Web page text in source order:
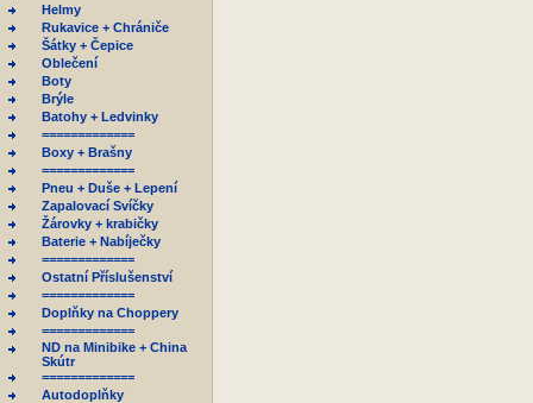
Helmy
Rukavice + Chrániče
Šátky + Čepice
Oblečení
Boty
Brýle
Batohy + Ledvinky
=============
Boxy + Brašny
=============
Pneu + Duše + Lepení
Zapalovací Svíčky
Žárovky + krabičky
Baterie + Nabíječky
=============
Ostatní Příslušenství
=============
Doplňky na Choppery
=============
ND na Minibike + China
Skútr
=============
Autodoplňky